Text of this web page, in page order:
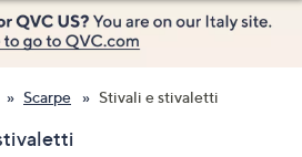
Scarpe Stivali e stivaletti